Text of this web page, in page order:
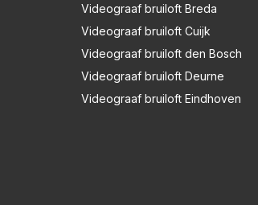
Videograaf bruiloft Breda
Videograaf bruiloft Cuijk
Videograaf bruiloft den Bosch
Videograaf bruiloft Deurne
Videograaf bruiloft Eindhoven